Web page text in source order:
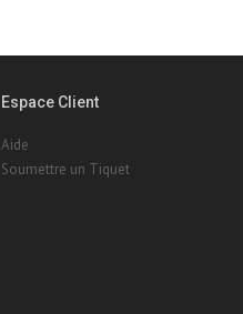
Espace Client
Aide
Soumettre un Tiquet